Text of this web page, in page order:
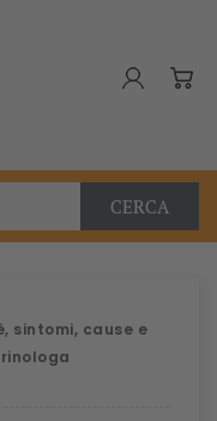
CERCA
sintomi, cause e